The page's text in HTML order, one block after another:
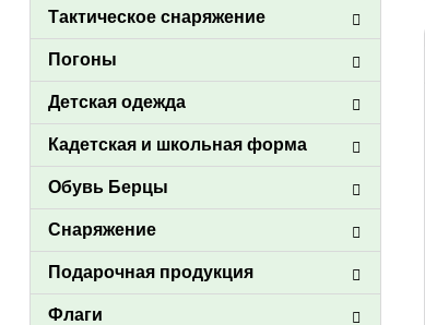
Тактическое снаряжение
Погоны
Детская одежда
Кадетская и школьная форма
Обувь Берцы
Снаряжение
Подарочная продукция
Флаги